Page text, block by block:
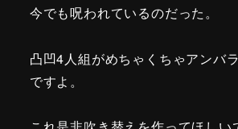
今でも呪われているのだった。
凸凹4人組がめちゃくちゃアンバ
ですよ。